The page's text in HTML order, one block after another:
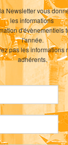
Newsletter vous
les informations
d'évènementiels
l'année.
pas les informations
adhérents.